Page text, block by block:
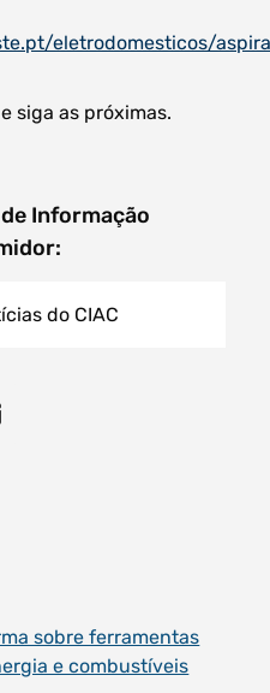
eletrodomesticos/
siga as próximas.
Informação
do CIAC
sobre ferramentas
e combustíveis